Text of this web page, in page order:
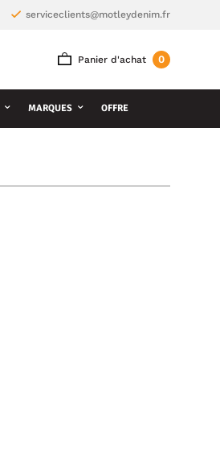
serviceclients@motleydenim.fr
Panier d'achat 0
MARQUES OFFRE